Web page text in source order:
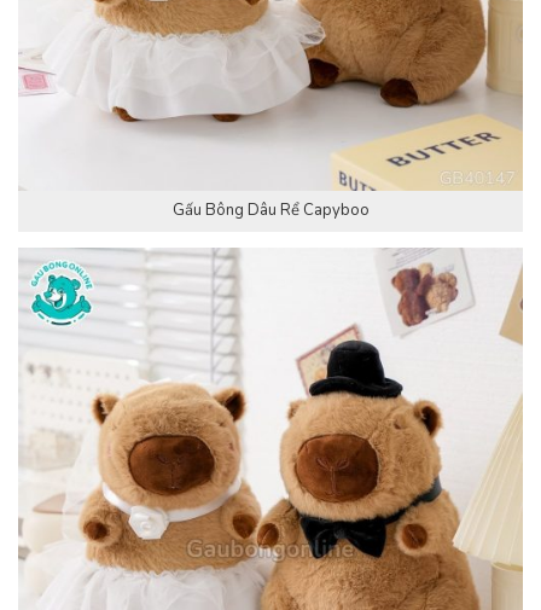
Gấu Bông Dâu Rể Capyboo